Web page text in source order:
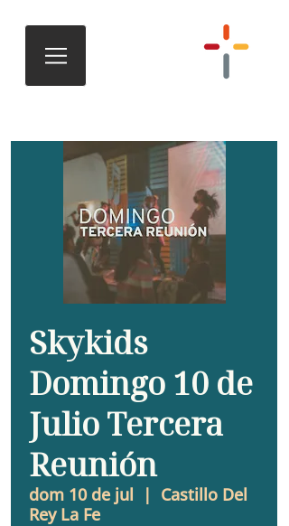
Skykids
Domingo 10 de
Julio Tercera
Reunión
dom 10 de jul
  |
Castillo Del
Rey La Fe